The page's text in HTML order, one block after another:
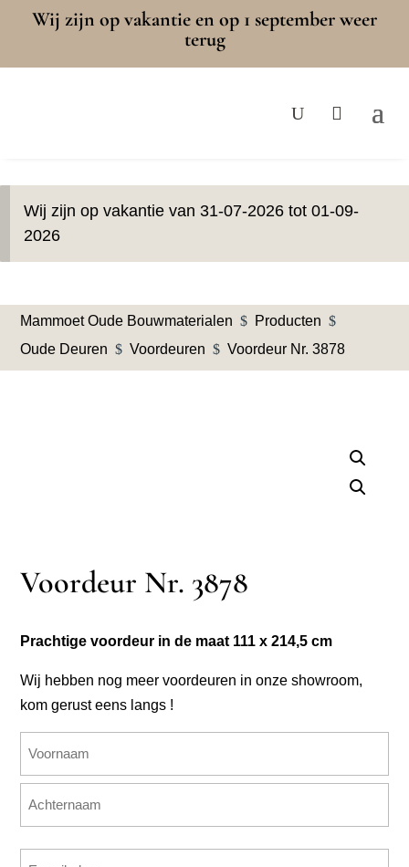
Wij zijn op vakantie en op 1 september weer
terug
Wij zijn op vakantie van 31-07-2026 tot 01-09-
2026
Mammoet Oude Bouwmaterialen $ Producten $
Oude Deuren $ Voordeuren $ Voordeur Nr. 3878
Voordeur Nr. 3878
Prachtige voordeur in de maat 111 x 214,5 cm
Wij hebben nog meer voordeuren in onze showroom,
kom gerust eens langs !